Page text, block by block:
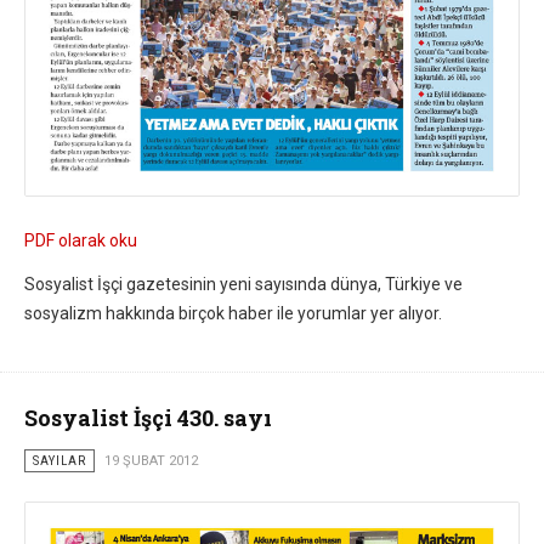
PDF olarak oku
Sosyalist İşçi gazetesinin yeni sayısında dünya, Türkiye ve
sosyalizm hakkında birçok haber ile yorumlar yer alıyor.
Sosyalist İşçi 430. sayı
SAYILAR 19 ŞUBAT 2012